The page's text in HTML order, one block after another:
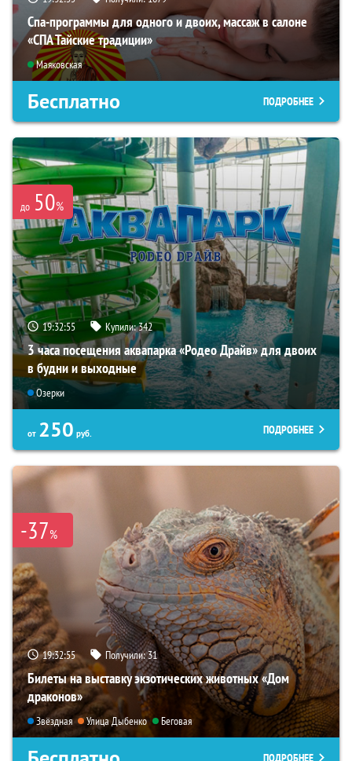
Спа-программы для одного и двоих, массаж в салоне
«СПА Тайские традиции»
Маяковская
Бесплатно ПОДРОБНЕЕ
до 50%
19:32:53 Купили:342
3 часа посещения аквапарка «Родео Драйв» для двоих
в будни и выходные
Озерки
от 250 руб. ПОДРОБНЕЕ
-37%
19:32:53 Получили:31
Билеты на выставку экзотических животных «Дом
драконов»
Звёздная Улица Дыбенко Беговая
ПОДРОБНЕЕ